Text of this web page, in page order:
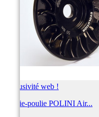
Exclusivité web !
Demie-poulie POLINI Air...